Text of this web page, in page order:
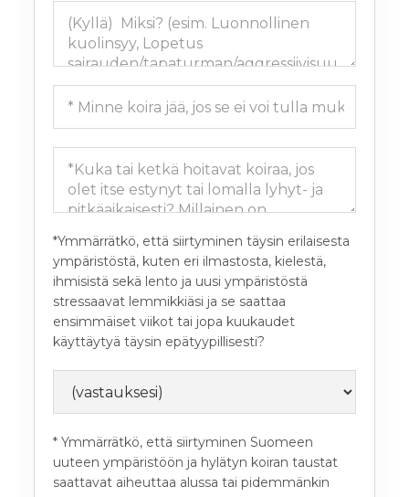
*Ymmärrätkö, että siirtyminen täysin erilaisesta
ympäristöstä, kuten eri ilmastosta, kielestä,
ihmisistä sekä lento ja uusi ympäristöstä
stressaavat lemmikkiäsi ja se saattaa
ensimmäiset viikot tai jopa kuukaudet
käyttäytyä täysin epätyypillisesti?
* Ymmärrätkö, että siirtyminen Suomeen
uuteen ympäristöön ja hylätyn koiran taustat
saattavat aiheuttaa alussa tai pidemmänkin